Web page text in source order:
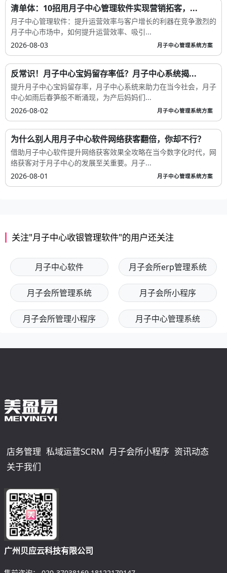
清单体：10招用月子中心管理软件实现营销拓客，...
月子中心管理软件：提升运营效率与客户增长的利器在竞争激烈的
月子中心市场中，如何提升运营效率、吸引...
2026-08-03
月子中心管理系统方案
反常识！月子中心宝妈留存率低？月子中心系统揭...
提升月子中心宝妈留存率，月子中心系统来助力在当今社会，月子
中心如雨后春笋般不断涌现，为产后妈妈们...
2026-08-02
月子中心管理系统方案
为什么别人用月子中心软件网络获客翻倍，你却不行？
借助月子中心软件提升网络获客效果全攻略在当今数字化时代，网
络获客对于月子中心的发展至关重要。月子...
2026-08-01
月子中心管理系统方案
关注"月子中心收银管理软件"的用户还关注
月子中心软件 月子会所erp管理系统
月子会所管理系统 月子会所小程序
月子会所管理小程序 月子中心管理系统
店务管理 私域运营SCRM 月子会所小程序 资讯动态
关于我们
广州贝应云科技有限公司